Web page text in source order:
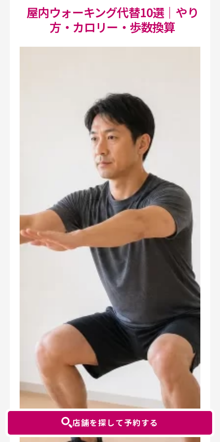
店舗を探して予約する
屋内ウォーキング代替10選｜やり
方・カロリー・歩数換算